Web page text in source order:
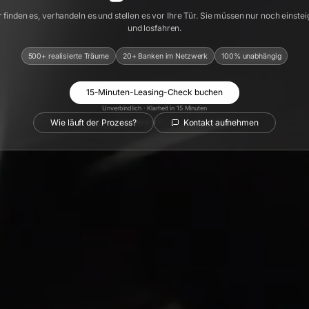
finden es, verhandeln es und stellen es vor Ihre Tür. Sie müssen nur noch
und losfahren.
500+ realisierte Träume 20+ Banken im Netzwerk 100% unabhängig
15-Minuten-Leasing-Check buchen
Unverbindlich · Klarheit in 15 Minuten
Wie läuft der Prozess? Kontakt aufnehmen